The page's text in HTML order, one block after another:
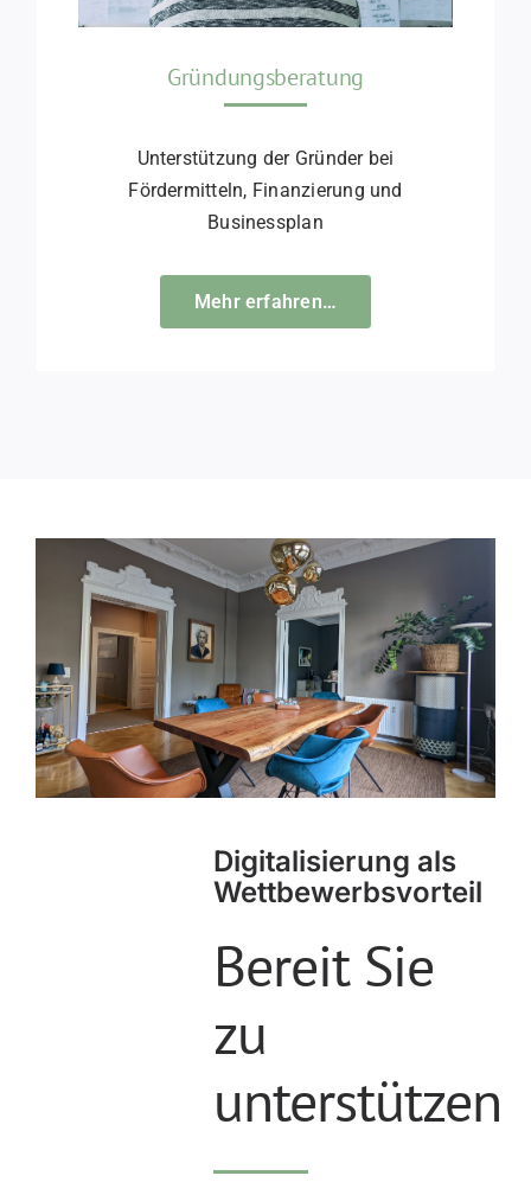
Gründungsberatung
Unterstützung der Gründer bei
Fördermitteln, Finanzierung und
Businessplan
Mehr erfahren…
Digitalisierung als
Wettbewerbsvorteil
Bereit Sie
zu
unterstützen